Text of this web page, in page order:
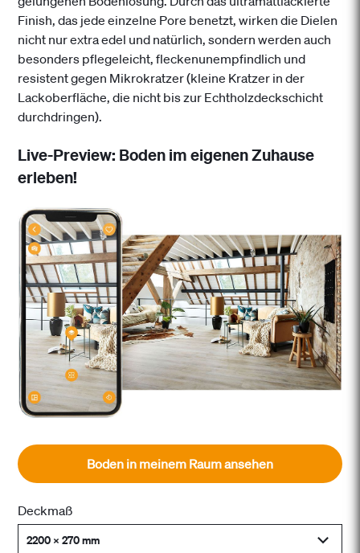
Finish, das jede einzelne Pore benetzt, wirken die Dielen
nicht nur extra edel und natürlich, sondern werden auch
besonders pflegeleicht, fleckenunempfindlich und
resistent gegen Mikrokratzer (kleine Kratzer in der
Lackoberfläche, die nicht bis zur Echtholzdeckschicht
durchdringen).
Live-Preview: Boden im eigenen Zuhause
erleben!
Boden in meinem Raum ansehen
Deckmaß
2200 x 270 mm